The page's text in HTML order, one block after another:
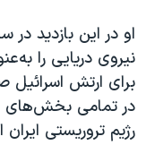
اعتراضات مردمی آبان
اسرائیل در جنگ
نرگس محمدی برنده
او در این بازدید در
نیروی دریایی را
برای ارتش اسرائیل
در تمامی بخش‌های
رژیم تروریستی